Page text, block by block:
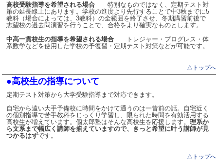
高校受験指導を希望される場合 特別なものではなく、定期テスト対
策の延長線上にあります。学校の進度より先行することで中3秋までに5
教科（場合によっては、3教科）の全範囲を終了させ、冬期講習前後で
志望校の過去問演習を行うことで、合格をより確実なものとします。
中高一貫校生の指導を希望される場合
トレジャー・プログレス・体
系数学などを使用した学校の予復習・定期テスト対策などが可能です。
△トップへ
●高校生の指導について
定期テスト対策から大学受験指導まで対応できます。
自宅から遠い大手予備校に時間をかけて通うのは一昔前の話。自宅近く
の個別指導で苦手教科をじっくり学習し、限られた時間を有効活用する
高校生が増えています。個太郎塾はそんな高校生を応援します。 理系か
ら文系まで幅広く講師を揃えていますので、きっと希望に叶う講師が見
つかるはずです。
△トップへ